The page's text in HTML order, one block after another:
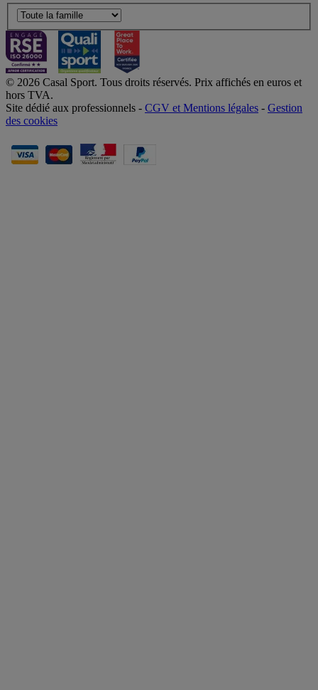
© 2026 Casal Sport. Tous droits réservés. Prix affichés en euros et
hors TVA.
Site dédié aux professionnels - CGV et Mentions légales - Gestion
des cookies